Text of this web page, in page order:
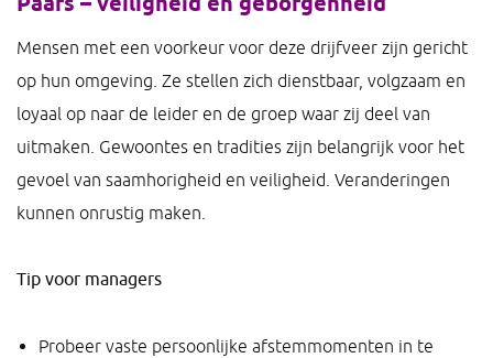
Mensen met een voorkeur voor deze drijfveer zijn gericht
op hun omgeving. Ze stellen zich dienstbaar, volgzaam en
loyaal op naar de leider en de groep waar zij deel van
uitmaken. Gewoontes en tradities zijn belangrijk voor het
gevoel van saamhorigheid en veiligheid. Veranderingen
kunnen onrustig maken.
Tip voor managers
Probeer vaste persoonlijke afstemmomenten in te